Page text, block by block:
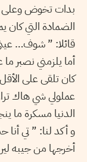
بدات تخوض وعلى
الضمادة التي كان
قائلا: ” شوف…
أما يلزمني نصبر
كان تلقى على الأقل
عملولي شي هاك
الدنيا مسكرة ما
و أكد لنا: ” تي
أخرجها من جيبه